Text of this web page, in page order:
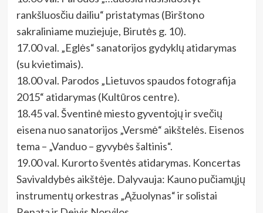
rankšluosčiu dailiu“ pristatymas (Birštono
sakraliniame muziejuje, Birutės g. 10).
17.00 val. „Eglės“ sanatorijos gydyklų atidarymas
(su kvietimais).
18.00 val. Parodos „Lietuvos spaudos fotografija
2015“ atidarymas (Kultūros centre).
18.45 val. Šventinė miesto gyventojų ir svečių
eisena nuo sanatorijos „Versmė“ aikštelės. Eisenos
tema – „Vanduo – gyvybės šaltinis“.
19.00 val. Kurorto šventės atidarymas. Koncertas
Savivaldybės aikštėje. Dalyvauja: Kauno pučiamųjų
instrumentų orkestras „Ąžuolynas“ ir solistai